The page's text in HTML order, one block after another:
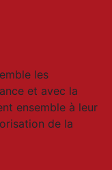
les
et avec la
ensemble à leur
de la